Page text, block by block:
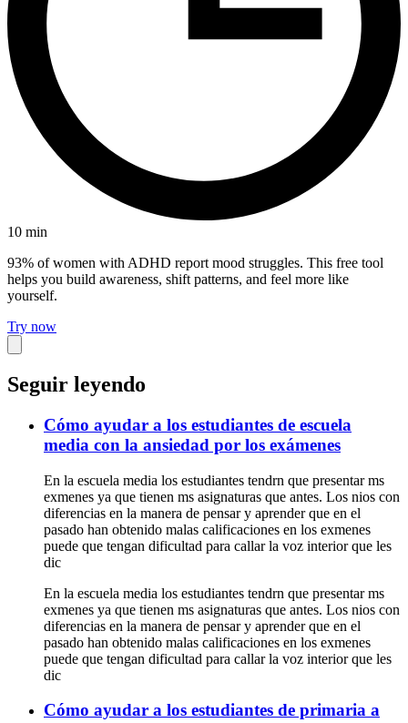
10 min
93% of women with ADHD report mood struggles. This free tool
helps you build awareness, shift patterns, and feel more like
yourself.
Try now
Seguir leyendo
Cómo ayudar a los estudiantes de escuela
media con la ansiedad por los exámenes
En la escuela media los estudiantes tendrn que presentar ms
exmenes ya que tienen ms asignaturas que antes. Los nios con
diferencias en la manera de pensar y aprender que en el
pasado han obtenido malas calificaciones en los exmenes
puede que tengan dificultad para callar la voz interior que les
dic
En la escuela media los estudiantes tendrn que presentar ms
exmenes ya que tienen ms asignaturas que antes. Los nios con
diferencias en la manera de pensar y aprender que en el
pasado han obtenido malas calificaciones en los exmenes
puede que tengan dificultad para callar la voz interior que les
dic
Cómo ayudar a los estudiantes de primaria a